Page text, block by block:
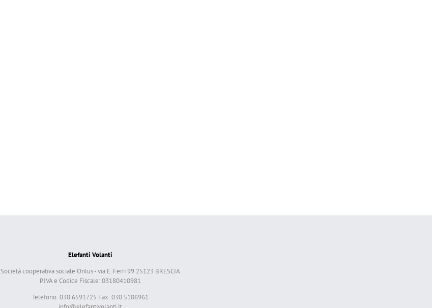
Elefanti Volanti
Società cooperativa sociale Onlus - via E. Ferri 99 25123 BRESCIA
P.IVA e Codice Fiscale: 03180410981
Telefono: 030 6591725 Fax: 030 5106961